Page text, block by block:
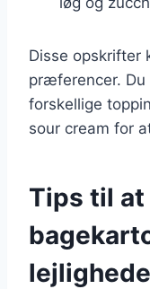
Disse opskrifter
præferencer. Du
forskellige
sour cream for
Tips til at